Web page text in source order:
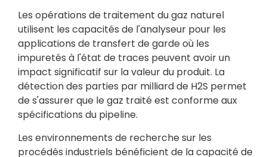
Les opérations de traitement du gaz naturel
utilisent les capacités de l'analyseur pour les
applications de transfert de garde où les
impuretés à l'état de traces peuvent avoir un
impact significatif sur la valeur du produit. La
détection des parties par milliard de H2S permet
de s'assurer que le gaz traité est conforme aux
spécifications du pipeline.
Les environnements de recherche sur les
procédés industriels bénéficient de la capacité de